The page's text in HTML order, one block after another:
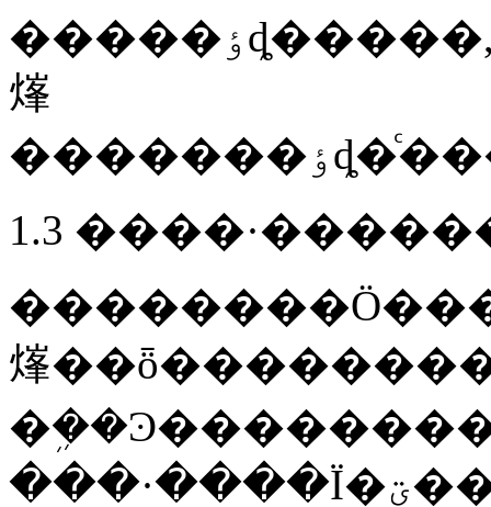
�����ٶȡ�����,Ϊ������һ����Сֵ,��ֹ�˦ѹ�С�������
㷨
1.3
㷨
���·����Ϊ�ؾ�����,�Խ����㷨